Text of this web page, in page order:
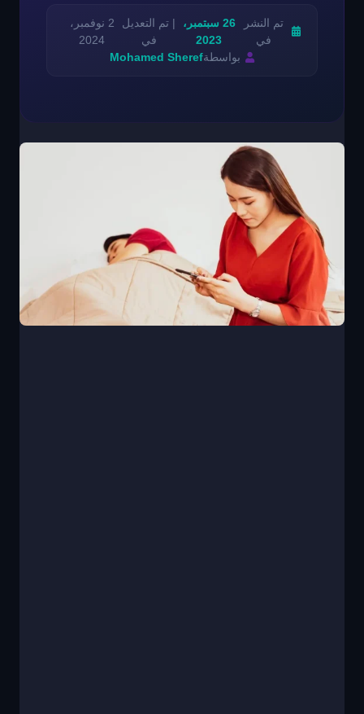
تم النشر
في
26 سبتمبر،
2023
| تم التعديل
في
2 نوفمبر،
2024
بواسطةMohamed Sheref